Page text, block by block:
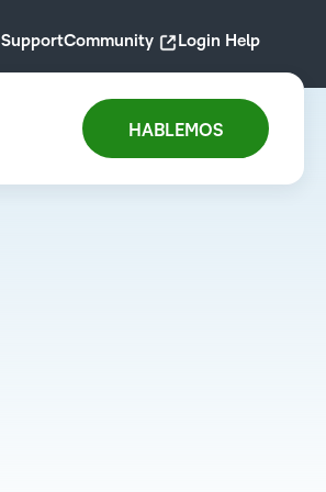
SupportCommunity Login Help
HABLEMOS